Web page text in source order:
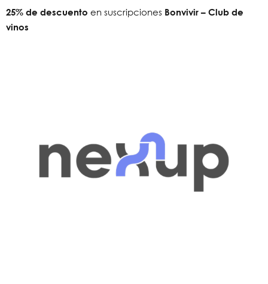
25% de descuento en suscripciones Bonvivir – Club de
vinos